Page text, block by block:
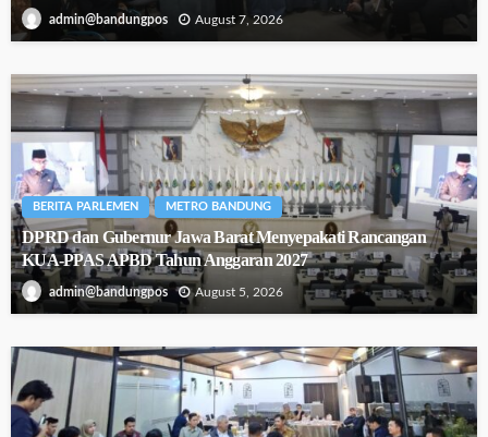
admin@bandungpos August 7, 2026
BERITA PARLEMEN METRO BANDUNG
DPRD dan Gubernur Jawa Barat Menyepakati Rancangan
KUA-PPAS APBD Tahun Anggaran 2027
admin@bandungpos August 5, 2026